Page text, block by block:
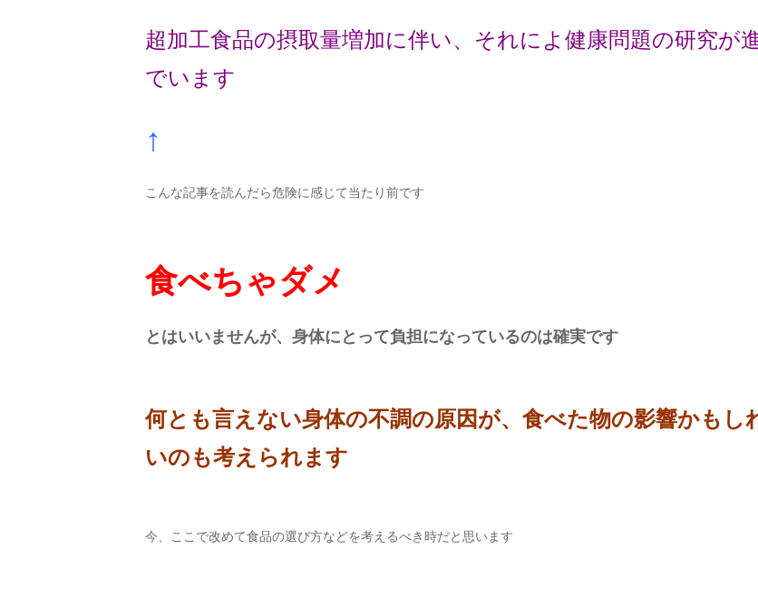
超加工食品の摂取量増加に伴い、 それによ健康問題の研究が
でいます
↑
こんな記事を読んだら危険に感じて当たり前です
食べちゃダメ
とはいいませんが、身体にとって負担になっているのは確実です
何とも言えない身体の不調の原因が、食べた物の影響かもし
いのも考えられます
今、ここで改めて食品の選び方などを考えるべき時だと思います